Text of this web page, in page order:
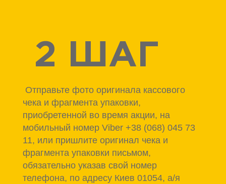
2 ШАГ
чека и фрагмента упаковки,
приобретенной во время акции, на
мобильный номер Viber +38 (068) 045 73
11, или пришлите оригинал чека и
фрагмента упаковки письмом,
обязательно указав свой номер
телефона, по адресу Киев 01054, а/я